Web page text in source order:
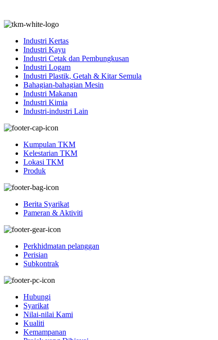
Industri Kertas
Industri Kayu
Industri Cetak dan Pembungkusan
Industri Logam
Industri Plastik, Getah & Kitar Semula
Bahagian-bahagian Mesin
Industri Makanan
Industri Kimia
Industri-industri Lain
Kumpulan TKM
Kelestarian TKM
Lokasi TKM
Produk
Berita Syarikat
Pameran & Aktiviti
Perkhidmatan pelanggan
Perisian
Subkontrak
Hubungi
Syarikat
Nilai-nilai Kami
Kualiti
Kemampanan